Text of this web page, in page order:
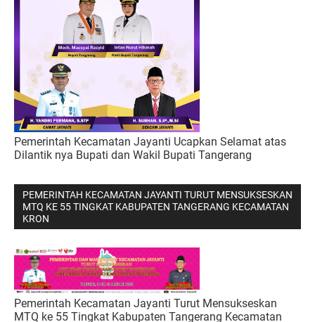
Pemerintah Kecamatan Jayanti Ucapkan Selamat atas
Dilantik nya Bupati dan Wakil Bupati Tangerang
PEMERINTAH KECAMATAN JAYANTI TURUT MENSUKSESKAN
MTQ KE 55 TINGKAT KABUPATEN TANGERANG KECAMATAN
KRON
Pemerintah Kecamatan Jayanti Turut Mensukseskan
MTQ ke 55 Tingkat Kabupaten Tangerang Kecamatan